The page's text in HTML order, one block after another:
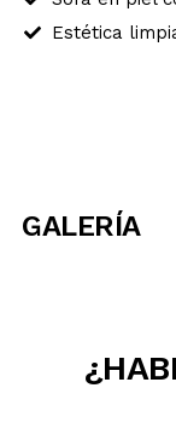
Estética
GALERÍA